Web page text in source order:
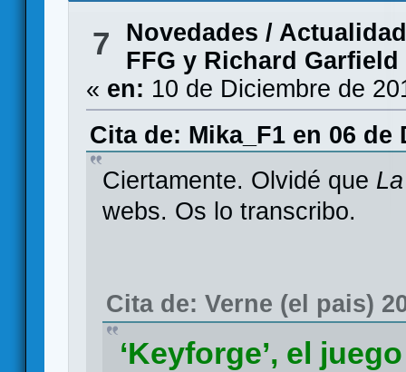
7
Novedades / Actualidad
FFG y Richard Garfield
« en: 10 de Diciembre de
Cita de: Mika_F1 en 06 de
Ciertamente. Olvidé que
webs. Os lo transcribo.
Cita de: Verne (el pais)
‘Keyforge’, el